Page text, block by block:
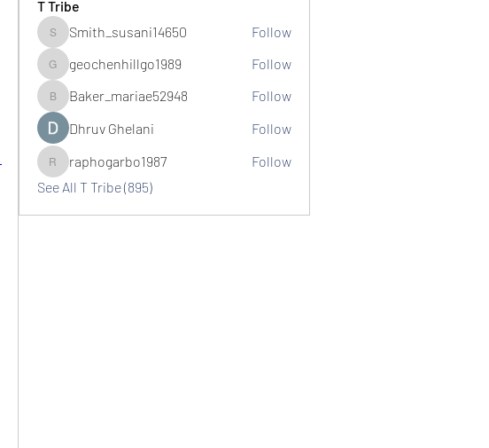
T Tribe
Smith_susani14650
Smith_susani14650 Follow
geochenhillgo1989
geochenhillgo1989 Follow
Baker_mariae52948
Baker_mariae52948
Follow
Dhruv Ghelani
Follow
raphogarbo1987
raphogarbo1987
Follow
See All T Tribe (895)